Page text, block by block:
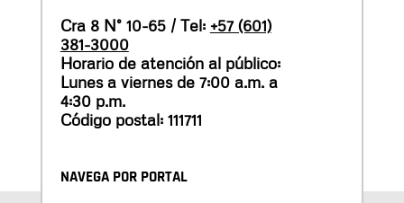
Cra 8 N° 10-65 / Tel: +57 (601)
381-3000
Horario de atención al público:
Lunes a viernes de 7:00 a.m. a
4:30 p.m.
Código postal: 111711
NAVEGA POR PORTAL